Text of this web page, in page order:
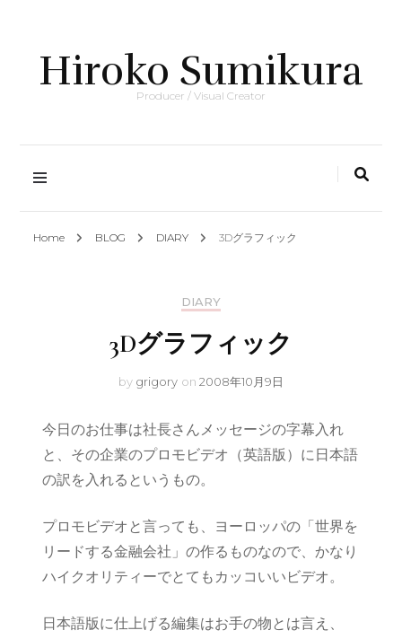
Hiroko Sumikura
Producer / Visual Creator
Home BLOG DIARY 3Dグラフィック
DIARY
3Dグラフィック
by grigory on 2008年10月9日
今日のお仕事は社長さんメッセージの字幕入れ
と、その企業のプロモビデオ（英語版）に日本語
の訳を入れるというもの。
プロモビデオと言っても、ヨーロッパの「世界を
リードする金融会社」の作るものなので、かなり
ハイクオリティーでとてもカッコいいビデオ。
日本語版に仕上げる編集はお手の物とは言え、